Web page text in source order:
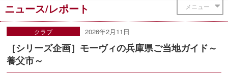
メニュー
ニュース/レポート
クラブ 2026年2月11日
［シリーズ企画］モーヴィの兵庫県ご当地ガイド～
養父市～